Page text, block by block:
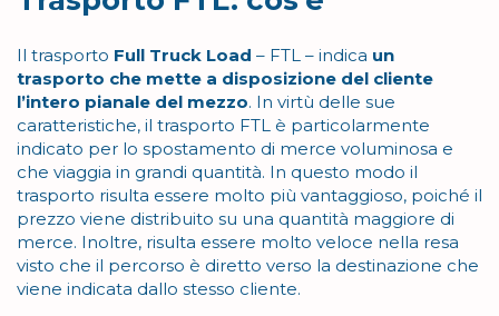
Il trasporto Full Truck Load – FTL – indica un
trasporto che mette a disposizione del cliente
l’intero pianale del mezzo. In virtù delle sue
caratteristiche, il trasporto FTL è particolarmente
indicato per lo spostamento di merce voluminosa e
che viaggia in grandi quantità. In questo modo il
trasporto risulta essere molto più vantaggioso, poiché il
prezzo viene distribuito su una quantità maggiore di
merce. Inoltre, risulta essere molto veloce nella resa
visto che il percorso è diretto verso la destinazione che
viene indicata dallo stesso cliente.